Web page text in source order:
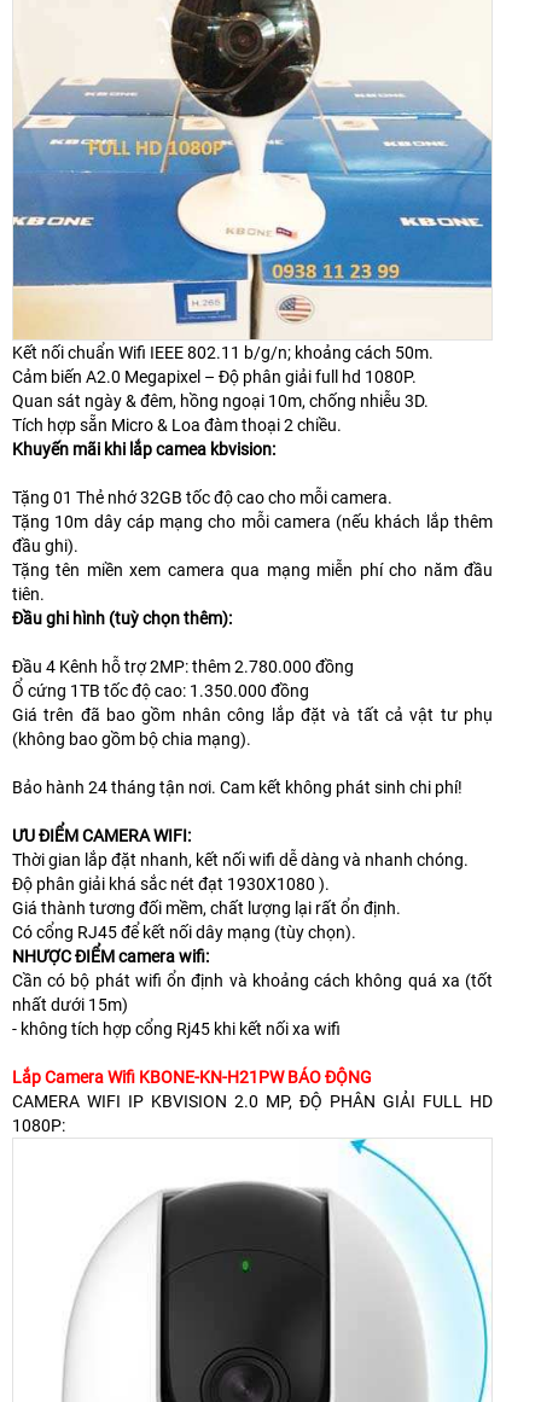
Kết nối chuẩn Wifi IEEE 802.11 b/g/n; khoảng cách 50m.
Cảm biến A2.0 Megapixel – Độ phân giải full hd 1080P.
Quan sát ngày & đêm, hồng ngoại 10m, chống nhiễu 3D.
Tích hợp sẵn Micro & Loa đàm thoại 2 chiều.
Khuyến mãi khi lắp camea kbvision:
Tặng 01 Thẻ nhớ 32GB tốc độ cao cho mỗi camera.
Tặng 10m dây cáp mạng cho mỗi camera (nếu khách lắp thêm
đầu ghi).
Tặng tên miền xem camera qua mạng miễn phí cho năm đầu
tiên.
Đầu ghi hình (tuỳ chọn thêm):
Đầu 4 Kênh hỗ trợ 2MP: thêm 2.780.000 đồng
Ổ cứng 1TB tốc độ cao: 1.350.000 đồng
Giá trên đã bao gồm nhân công lắp đặt và tất cả vật tư phụ
(không bao gồm bộ chia mạng).
Bảo hành 24 tháng tận nơi. Cam kết không phát sinh chi phí!
ƯU ĐIỂM CAMERA WIFI:
Thời gian lắp đặt nhanh, kết nối wifi dễ dàng và nhanh chóng.
Độ phân giải khá sắc nét đạt 1930X1080 ).
Giá thành tương đối mềm, chất lượng lại rất ổn định.
Có cổng RJ45 để kết nối dây mạng (tùy chọn).
NHƯỢC ĐIỂM camera wifi:
Cần có bộ phát wifi ổn định và khoảng cách không quá xa (tốt
nhất dưới 15m)
- không tích hợp cổng Rj45 khi kết nối xa wifi
Lắp Camera Wifi KBONE-KN-H21PW BÁO ĐỘNG
CAMERA WIFI IP KBVISION 2.0 MP, ĐỘ PHÂN GIẢI FULL HD
1080P: